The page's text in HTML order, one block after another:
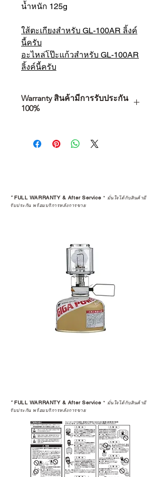
น้ำหนัก 125g
ใส้ตะเกียงสำหรับ GL-100AR ลิ้งค์
นี้ครับ
อะไหล่โป๊ะแก้วสำหรับ GL-100AR
ลิ้งค์นี้ครับ
Warranty สินค้ามีการรับประกัน
100%
คุณตัดสินใจซื้อ แต่รวมไปถึง
“ประสบการณ์หลังการใช้งาน” ใน
STUDIO และร้านตัวแทนจำหน่ายที่
ได้รับการแต่งตั้งอย่างเป็นทางการ จะ
เป็นการให้คำแนะนำ การดูแลสินค้า
หรือการแก้ไขปัญหาที่อาจเกิดขึ้นใน
ก่อนตัดสินใจซื้อสินค้า เราอยาก
แนะนำให้คุณสอบถามทุกครั้งว่า ร้าน
ค้าที่คุณกำลังเลือกซื้อนั้น มีการรับ
ประกันสินค้าจากตัวแทนจำหน่าย
ในอุปกรณ์ที่คุณรัก มีคุณค่าอย่าง
เลือกซื้อกับ CAMP STUDIO หรือร้าน
ตัวแทนจำหน่ายที่ได้รับการแต่งตั้ง
เพื่อให้คุณได้รับทั้งสินค้า และ
ประสบการณ์ที่สมบูรณ์แบบในระยะ
*FULL WARRANTY & After Service * มั่นใจได้กับสินค้ามี
รับประกัน พร้อมบริการหลังการขาย
*FULL WARRANTY & After Service * มั่นใจได้กับสินค้ามี
รับประกัน พร้อมบริการหลังการขาย